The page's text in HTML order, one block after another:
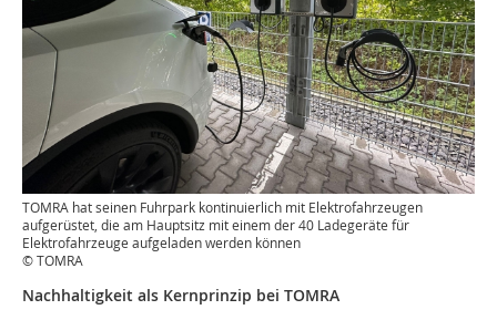
TOMRA hat seinen Fuhrpark kontinuierlich mit Elektrofahrzeugen
aufgerüstet, die am Hauptsitz mit einem der 40 Ladegeräte für
Elektrofahrzeuge aufgeladen werden können
© TOMRA
Nachhaltigkeit als Kernprinzip bei TOMRA